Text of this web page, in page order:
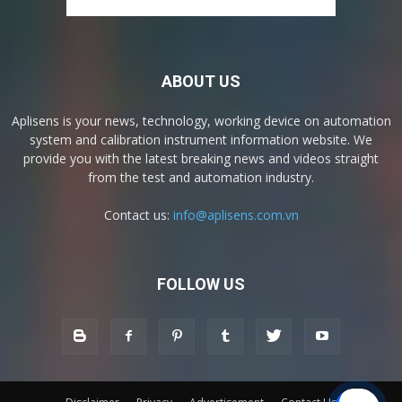
ABOUT US
Aplisens is your news, technology, working device on automation
system and calibration instrument information website. We
provide you with the latest breaking news and videos straight
from the test and automation industry.
Contact us: info@aplisens.com.vn
FOLLOW US